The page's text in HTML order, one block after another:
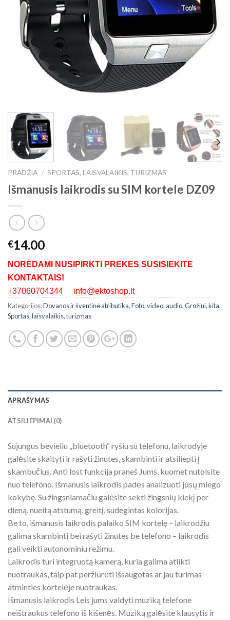
PRADŽIA / SPORTAS, LAISVALAIKIS, TURIZMAS
Išmanusis laikrodis su SIM kortele DZ09
€14.00
NORĖDAMI NUSIPIRKTI PREKES SUSISIEKITE
KONTAKTAIS!
+37060704344 info@ektoshop.lt
Kategorijos:Dovanos ir šventinė atributika,Foto, video, audio,Grožiui,kita,
Sportas, laisvalaikis, turizmas
APRAŠYMAS
ATSILIEPIMAI (0)
Sujungus bevieliu „bluetooth“ ryšiu su telefonu, laikrodyje
galėsite skaityti ir rašyti žinutes, skambinti ir atsiliepti į
skambučius. Anti lost funkcija praneš Jums, kuomet nutolsite
nuo telefono. Išmanusis laikrodis padės analizuoti jūsų miego
kokybę. Su žingsniamačiu galėsite sekti žingsnių kiekį per
dieną, nueitą atstumą, greitį, sudegintas kolorijas.
Be to, išmanusis laikrodis palaiko SIM kortelę – laikrodžiu
galima skambinti bei rašyti žinutes be telefono – laikrodis
gali veikti autonominiu režimu.
Laikrodis turi integruotą kamerą, kuria galima atlikti
nuotraukas, taip pat peržiūrėti išsaugotas ar jau turimas
atminties kortelėje nuotraukas.
Išmanusis laikrodis Leis jums valdyti muziką telefone
neištraukus telefono iš kišenės. Muziką galėsite klausytis ir